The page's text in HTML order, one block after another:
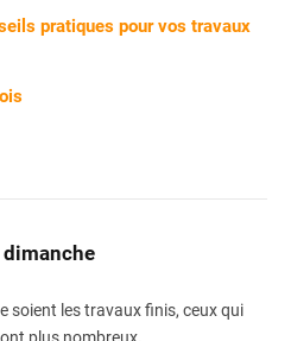
pratiques pour vos travaux
soient les travaux finis, ceux qui
plus nombreux.